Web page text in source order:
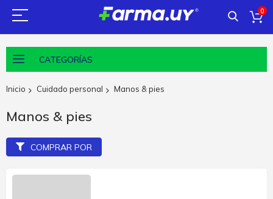
0
CATEGORÍAS
Inicio Cuidado personal Manos & pies
Manos & pies
COMPRAR POR